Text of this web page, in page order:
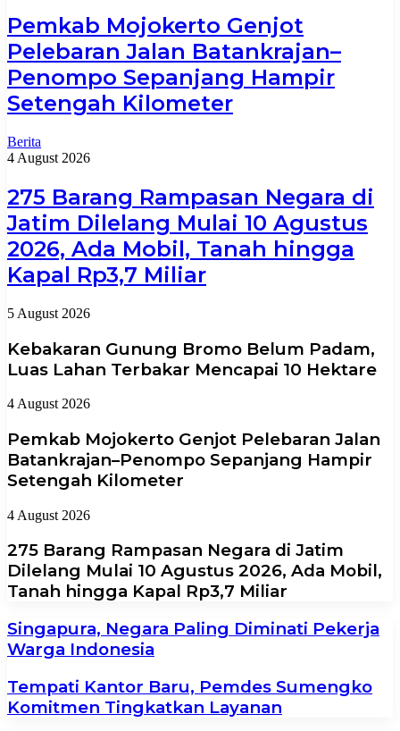
Pemkab Mojokerto Genjot
Pelebaran Jalan Batankrajan–
Penompo Sepanjang Hampir
Setengah Kilometer
Berita
4 August 2026
275 Barang Rampasan Negara di
Jatim Dilelang Mulai 10 Agustus
2026, Ada Mobil, Tanah hingga
Kapal Rp3,7 Miliar
5 August 2026
Kebakaran Gunung Bromo Belum Padam,
Luas Lahan Terbakar Mencapai 10 Hektare
4 August 2026
Pemkab Mojokerto Genjot Pelebaran Jalan
Batankrajan–Penompo Sepanjang Hampir
Setengah Kilometer
4 August 2026
275 Barang Rampasan Negara di Jatim
Dilelang Mulai 10 Agustus 2026, Ada Mobil,
Tanah hingga Kapal Rp3,7 Miliar
Singapura, Negara Paling Diminati Pekerja
Warga Indonesia
Tempati Kantor Baru, Pemdes Sumengko
Komitmen Tingkatkan Layanan